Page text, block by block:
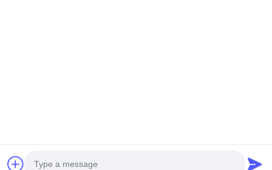
Copyright © 2025-2026 Dongguan Runhee paper products Co.,Ltd. All Rights